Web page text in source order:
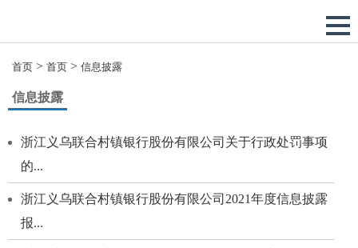
首页 > 首页 > 信息披露
信息披露
浙江义乌联合村镇银行股份有限公司关于行政处罚事项
的...
浙江义乌联合村镇银行股份有限公司2021年度信息披露
报...